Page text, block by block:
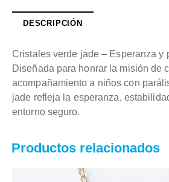
DESCRIPCIÓN
Cristales verde jade – Esperanza y
Diseñada para honrar la misión de
acompañamiento a niños con
jade refleja la esperanza,
entorno seguro.
Productos relacionados